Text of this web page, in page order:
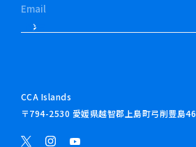
CCA Islands
〒794-2530 愛媛県越智郡上島町弓削豊島46